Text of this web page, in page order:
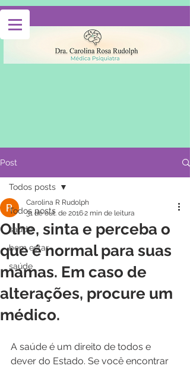
Post
Todos posts
saúde
bem estar
saúde
Todos posts
Olhe, sinta e perceba o
que é normal para suas
mamas. Em caso de
alterações, procure um
médico.
Carolina R Rudolph
31 de out. de 20162 min de leitura
A saúde é um direito de todos e
dever do Estado. Se você encontrar